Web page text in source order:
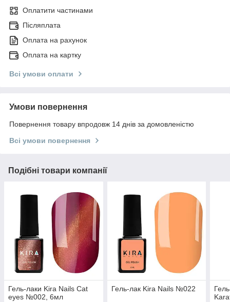
Оплатити частинами
Післяплата
Оплата на рахунок
Оплата на картку
Всі умови оплати
Умови повернення
Повернення товару впродовж 14 днів за домовленістю
Всі умови повернення
Подібні товари компанії
Гель-лаки Kira Nails Cat
eyes №002, 6мл
Гель-лак Kira Nails №022